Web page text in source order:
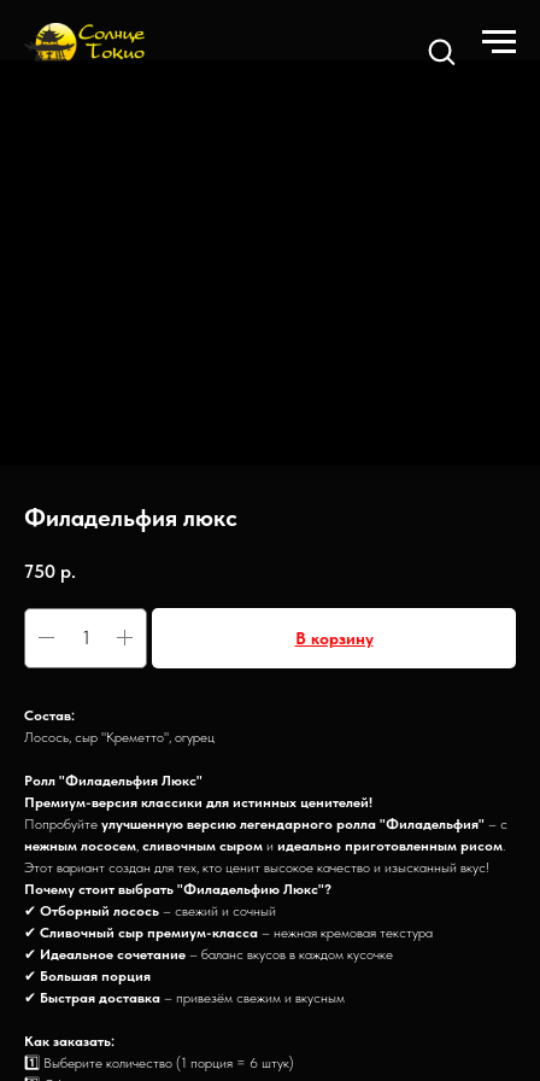
Филадельфия люкс
750 р.
В корзину
Состав:
Лосось, сыр "Креметто", огурец
Ролл "Филадельфия Люкс"
Премиум-версия классики для истинных ценителей!
Попробуйте улучшенную версию легендарного ролла "Филадельфия" – с
нежным лососем, сливочным сыром и идеально приготовленным рисом.
Этот вариант создан для тех, кто ценит высокое качество и изысканный вкус!
Почему стоит выбрать "Филадельфию Люкс"?
✔ Отборный лосось – свежий и сочный
✔ Сливочный сыр премиум-класса – нежная кремовая текстура
✔ Идеальное сочетание – баланс вкусов в каждом кусочке
✔ Большая порция
✔ Быстрая доставка – привезём свежим и вкусным
Как заказать:
1️⃣ Выберите количество (1 порция = 6 штук)